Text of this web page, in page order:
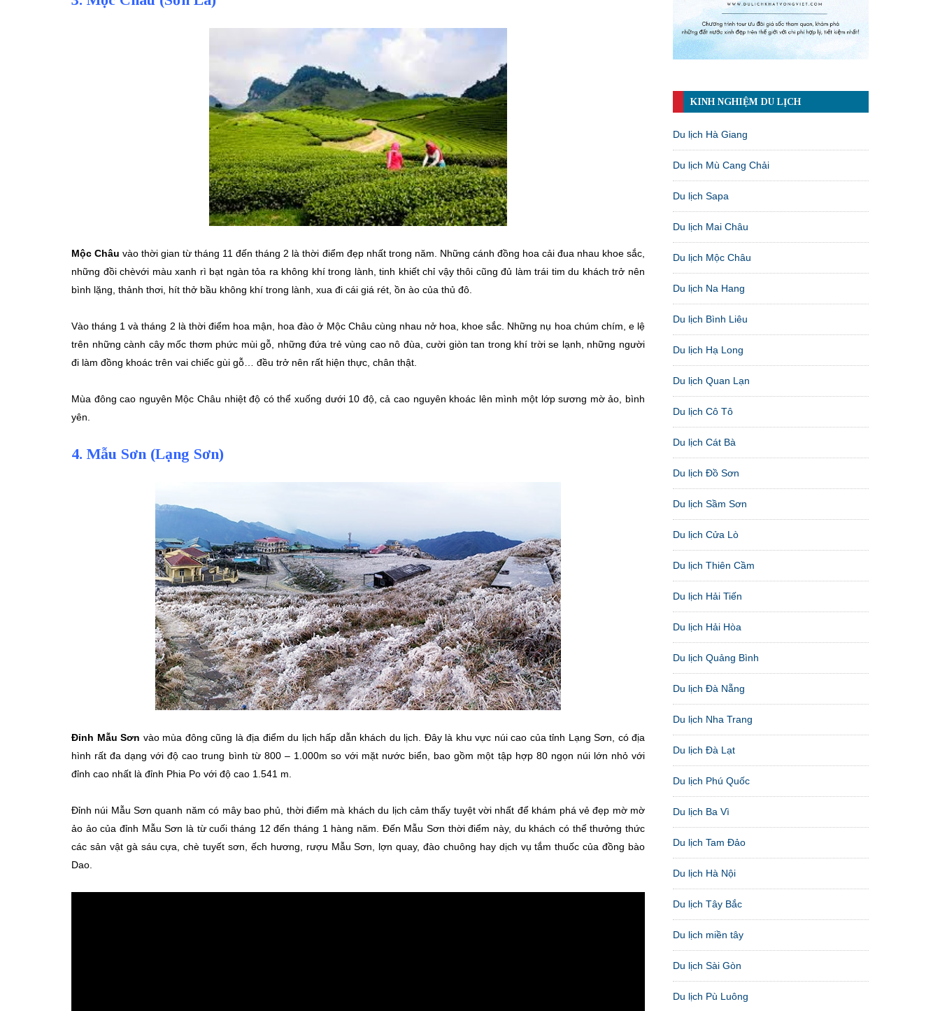
Mộc Châu vào thời gian từ tháng 11 đến tháng 2 là thời điểm đẹp nhất trong năm. Những cánh đồng hoa cải đua nhau khoe sắc,
những đồi chèvới màu xanh rì bạt ngàn tỏa ra không khí trong lành, tinh khiết chỉ vậy thôi cũng đủ làm trái tim du khách trở nên
bình lặng, thảnh thơi, hít thở bầu không khí trong lành, xua đi cái giá rét, ồn ào của thủ đô.
Vào tháng 1 và tháng 2 là thời điểm hoa mận, hoa đào ở Mộc Châu cùng nhau nở hoa, khoe sắc. Những nụ hoa chúm chím, e lệ
trên những cành cây mốc thơm phức mùi gỗ, những đứa trẻ vùng cao nô đùa, cười giòn tan trong khí trời se lạnh, những người
đi làm đồng khoác trên vai chiếc gùi gỗ… đều trở nên rất hiện thực, chân thật.
Mùa đông cao nguyên Mộc Châu nhiệt độ có thể xuống dưới 10 độ, cả cao nguyên khoác lên mình một lớp sương mờ ảo, bình
yên.
4. Mẫu Sơn (Lạng Sơn)
Đỉnh Mẫu Sơn vào mùa đông cũng là địa điểm du lịch hấp dẫn khách du lịch. Đây là khu vực núi cao của tỉnh Lạng Sơn, có địa
hình rất đa dạng với độ cao trung bình từ 800 – 1.000m so với mặt nước biển, bao gồm một tập hợp 80 ngọn núi lớn nhỏ với
đỉnh cao nhất là đỉnh Phia Po với độ cao 1.541 m.
Đỉnh núi Mẫu Sơn quanh năm có mây bao phủ, thời điểm mà khách du lịch cảm thấy tuyệt vời nhất để khám phá vẻ đẹp mờ mờ
ảo ảo của đỉnh Mẫu Sơn là từ cuối tháng 12 đến tháng 1 hàng năm. Đến Mẫu Sơn thời điểm này, du khách có thể thưởng thức
các sản vật gà sáu cựa, chè tuyết sơn, ếch hương, rượu Mẫu Sơn, lợn quay, đào chuông hay dịch vụ tắm thuốc của đồng bào
Dao.
KINH NGHIỆM DU LỊCH
Du lịch Hà Giang
Du lịch Mù Cang Chải
Du lịch Sapa
Du lịch Mai Châu
Du lịch Mộc Châu
Du lịch Na Hang
Du lịch Bình Liêu
Du lịch Hạ Long
Du lịch Quan Lạn
Du lịch Cô Tô
Du lịch Cát Bà
Du lịch Đồ Sơn
Du lịch Sầm Sơn
Du lịch Cửa Lò
Du lịch Thiên Cầm
Du lịch Hải Tiến
Du lịch Hải Hòa
Du lịch Quảng Bình
Du lịch Đà Nẵng
Du lịch Nha Trang
Du lịch Đà Lạt
Du lịch Phú Quốc
Du lịch Ba Vì
Du lịch Tam Đảo
Du lịch Hà Nội
Du lịch Tây Bắc
Du lịch miền tây
Du lịch Sài Gòn
Du lịch Pù Luông